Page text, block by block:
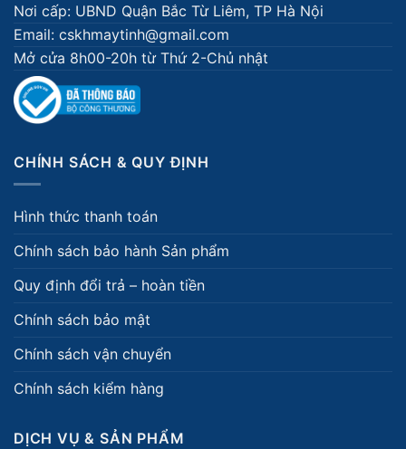
Nơi cấp: UBND Quận Bắc Từ Liêm, TP Hà Nội
Email: cskhmaytinh@gmail.com
Mở cửa 8h00-20h từ Thứ 2-Chủ nhật
CHÍNH SÁCH & QUY ĐỊNH
Hình thức thanh toán
Chính sách bảo hành Sản phẩm
Quy định đổi trả – hoàn tiền
Chính sách bảo mật
Chính sách vận chuyển
Chính sách kiểm hàng
DỊCH VỤ & SẢN PHẨM